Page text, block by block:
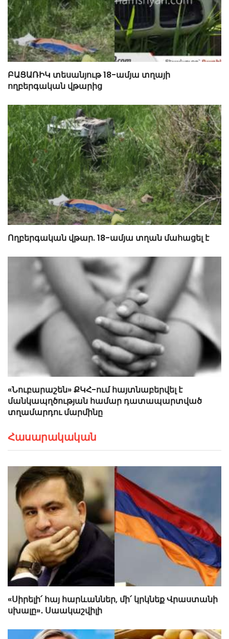
ԲԱՑԱՌԻԿ տեսանյութ 18-ամյա տղայի
ողբերգական վթարից
Ողբերգական վթար. 18-ամյա տղան մահացել է
«Նուբարաշեն» ՔԿՀ-ում հայտնաբերվել է
մանկապղծության համար դատապարտված
տղամարդու մարմինը
Հասարակական
«Սիրելի՛ հայ հարևաններ, մի՛ կրկնեք Վրաստանի
սխալը»․ Սաակաշվիլի